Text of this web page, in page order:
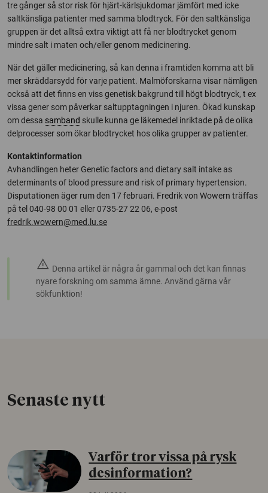
tre gånger så stor risk för hjärt-kärlsjukdomar jämfört med icke
saltkänsliga patienter med samma blodtryck. För den saltkänsliga
gruppen är det alltså extra viktigt att få ner blodtrycket genom
mindre salt i maten och/eller genom medicinering.
När det gäller medicinering, så kan denna i framtiden komma att bli
mer skräddarsydd för varje patient. Malmöforskarna visar nämligen
också att det finns en viss genetisk bakgrund till högt blodtryck, t ex
vissa gener som påverkar saltupptagningen i njuren. Ökad kunskap
om dessa samband skulle kunna ge läkemedel inriktade på de olika
delprocesser som ökar blodtrycket hos olika grupper av patienter.
Kontaktinformation
Avhandlingen heter Genetic factors and dietary salt intake as
determinants of blood pressure and risk of primary hypertension.
Disputationen äger rum den 17 februari. Fredrik von Wowern träffas
på tel 040-98 00 01 eller 0735-27 22 06, e-post
fredrik.wowern@med.lu.se
warning Denna artikel är några år gammal och det kan finnas
nyare forskning om samma ämne. Använd gärna vår
sökfunktion!
Senaste nytt
Varför tror vissa på rysk
desinformation?